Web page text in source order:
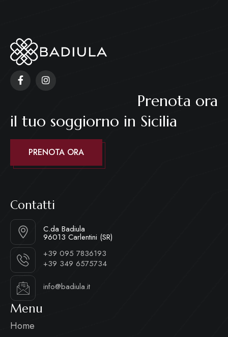
Prenota ora
il tuo soggiorno in Sicilia
PRENOTA ORA
Contatti
C.da Badiula
96013 Carlentini (SR)
+39 095 7836193
+39 349 6575734
info@badiula.it
Menu
Home